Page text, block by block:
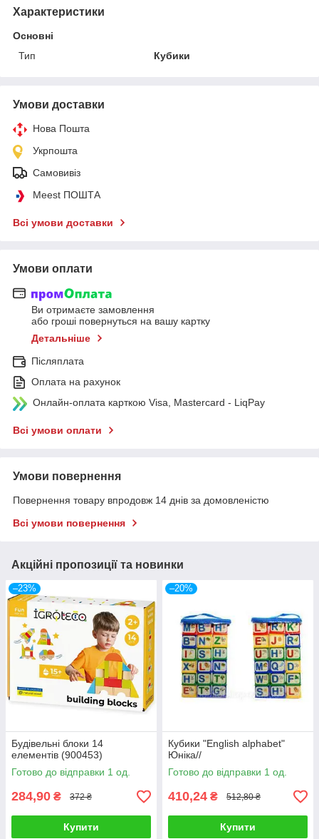
Характеристики
Основні
Тип
Кубики
Умови доставки
Нова Пошта
Укрпошта
Самовивіз
Meest ПОШТА
Всі умови доставки
Умови оплати
Ви отримаєте замовлення
або гроші повернуться на вашу картку
Детальніше
Післяплата
Оплата на рахунок
Онлайн-оплата карткою Visa, Mastercard - LiqPay
Всі умови оплати
Умови повернення
Повернення товару впродовж 14 днів за домовленістю
Всі умови повернення
Акційні пропозиції та новинки
–23%
Будівельні блоки 14
елементів (900453)
Готово до відправки 1 од.
284,90 ₴ 372 ₴
Купити
–20%
Кубики "English alphabet"
Юніка//
Готово до відправки 1 од.
410,24 ₴ 512,80 ₴
Купити